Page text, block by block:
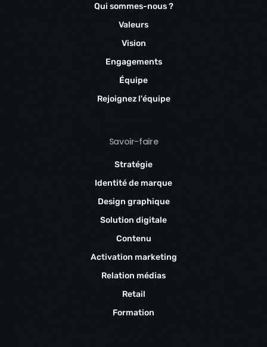
Qui sommes-nous ?
Valeurs
Vision
Engagements
Équipe
Rejoignez l'équipe
Savoir-faire
Stratégie
Identité de marque
Design graphique
Solution digitale
Contenu
Activation marketing
Relation médias
Retail
Formation